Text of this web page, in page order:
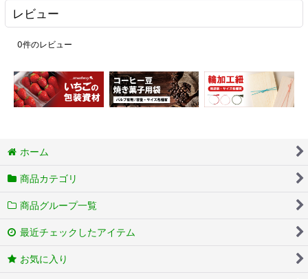
レビュー
0件のレビュー
ホーム
商品カテゴリ
商品グループ一覧
最近チェックしたアイテム
お気に入り